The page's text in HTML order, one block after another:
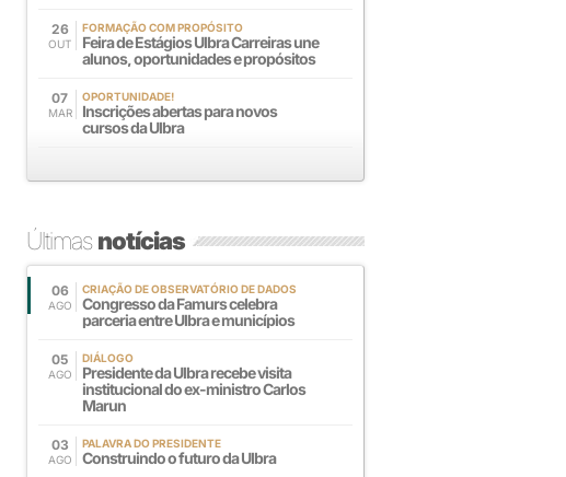
26
OUT
FORMAÇÃO COM PROPÓSITO
Feira de Estágios Ulbra Carreiras une
alunos, oportunidades e propósitos
07
MAR
OPORTUNIDADE!
Inscrições abertas para novos
cursos da Ulbra
Últimasnotícias
06
AGO
CRIAÇÃO DE OBSERVATÓRIO DE DADOS
Congresso da Famurs celebra
parceria entre Ulbra e municípios
05
AGO
DIÁLOGO
Presidente da Ulbra recebe visita
institucional do ex-ministro Carlos
Marun
03
AGO
PALAVRA DO PRESIDENTE
Construindo o futuro da Ulbra